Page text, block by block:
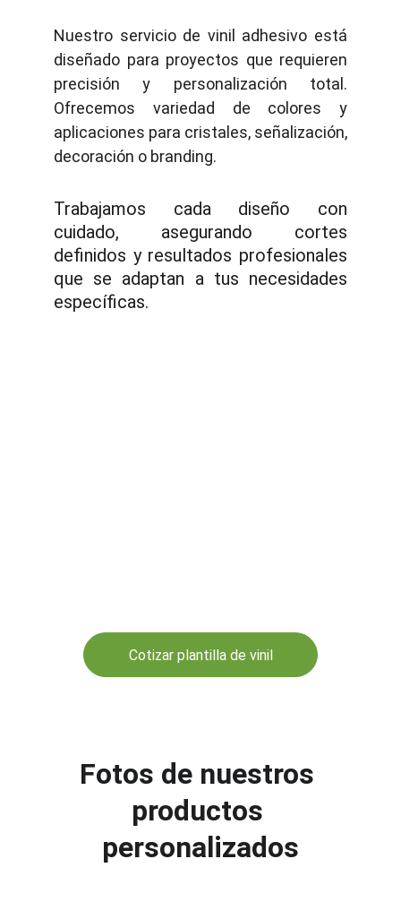
Nuestro servicio de vinil adhesivo está
diseñado para proyectos que requieren
precisión y personalización total.
Ofrecemos variedad de colores y
aplicaciones para cristales, señalización,
decoración o branding.
Trabajamos cada diseño con
cuidado, asegurando cortes
definidos y resultados profesionales
que se adaptan a tus necesidades
específicas.
Cotizar plantilla de vinil
Fotos de nuestros
productos
personalizados